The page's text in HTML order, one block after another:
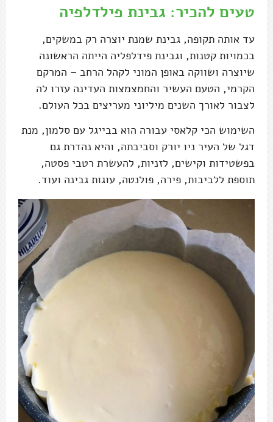
טעים להכיר: גבינת פילדלפיה
עד אותה תקופה, גבינת שמנת יוצרה רק במשקים,
בכמויות קטנות, וגבינת פידלפליה הייתה הראשונה
שיוצרה ושווקה באופן המוני לקהל הרחב – המרקם
הקרמי, הטעם העשיר והחמצמצות העדינה עזרו לה
לצבור לאורך השנים מיליוני מעריצים בכל העולם.
השימוש הכי קלאסי עבורה הוא בבייגל עם סלמון, מנת
דגל של העיר ניו יורק וסביבתה, והיא נהדרת גם
בפשטידות וקישים, לזניות, להעשרת רטבי פסטה,
תוספת ללביבות, פירה, פולנטה, עוגות גבינה ועוד.